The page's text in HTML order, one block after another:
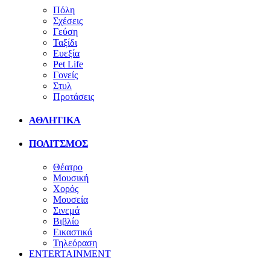
Πόλη
Σχέσεις
Γεύση
Ταξίδι
Ευεξία
Pet Life
Γονείς
Στυλ
Προτάσεις
ΑΘΛΗΤΙΚΑ
ΠΟΛΙΤΣΜΟΣ
Θέατρο
Μουσική
Χορός
Μουσεία
Σινεμά
Βιβλίο
Εικαστικά
Τηλεόραση
ENTERTAINMENT